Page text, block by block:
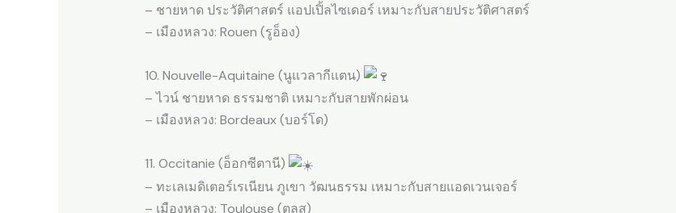
– ชายหาด ประวัติศาสตร์ แอปเปิ้ลไซเดอร์ เหมาะกับสายประวัติศาสตร์
– เมืองหลวง: Rouen (รูอ็อง)
10. Nouvelle-Aquitaine (นูแวลากีแตน)
– ไวน์ ชายหาด ธรรมชาติ เหมาะกับสายพักผ่อน
– เมืองหลวง: Bordeaux (บอร์โด)
11. Occitanie (อ็อกซีตานี)
– ทะเลเมดิเตอร์เรเนียน ภูเขา วัฒนธรรม เหมาะกับสายแอดเวนเจอร์
– เมืองหลวง: Toulouse (ตูลูส)